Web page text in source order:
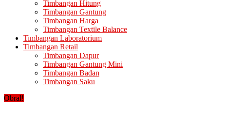
Timbangan Hitung
Timbangan Gantung
Timbangan Harga
Timbangan Textile Balance
Timbangan Laboratorium
Timbangan Retail
Timbangan Dapur
Timbangan Gantung Mini
Timbangan Badan
Timbangan Saku
Obral!